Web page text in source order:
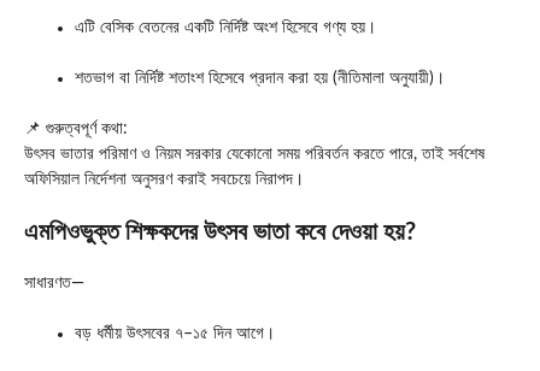
এটি বেসিক বেতনের একটি নির্দিষ্ট অংশ হিসেবে গণ্য হয়।
শতভাগ বা নির্দিষ্ট শতাংশ হিসেবে প্রদান করা হয় (নীতিমালা অনুযায়ী)।
📌 গুরুত্বপূর্ণ কথা:
উৎসব ভাতার পরিমাণ ও নিয়ম সরকার যেকোনো সময় পরিবর্তন করতে পারে, তাই সর্বশেষ
অফিসিয়াল নির্দেশনা অনুসরণ করাই সবচেয়ে নিরাপদ।
এমপিওভুক্ত শিক্ষকদের উৎসব ভাতা কবে দেওয়া হয়?
সাধারণত—
বড় ধর্মীয় উৎসবের ৭–১৫ দিন আগে।